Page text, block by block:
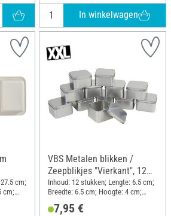
In winkelwagen
cm;
cm;
VBS Metalen blikken /
Zeepblikjes "Vierkant", 12
stuks
Inhoud: 12 stukken; Lengte: 6.5 cm;
Breedte: 6.5 cm; Hoogte: 4 cm;
7,95 €